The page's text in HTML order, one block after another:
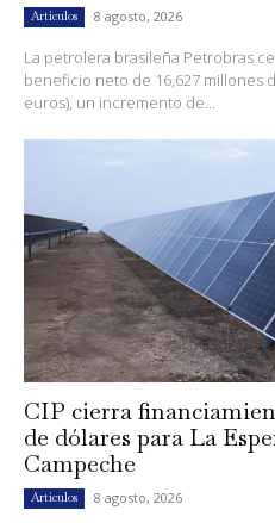
Artículos 8 agosto, 2026
La petrolera brasileña Petrobras
beneficio neto de 16,627 millones
euros), un incremento de...
CIP cierra
de dólares para La
Campeche
Artículos 8 agosto, 2026